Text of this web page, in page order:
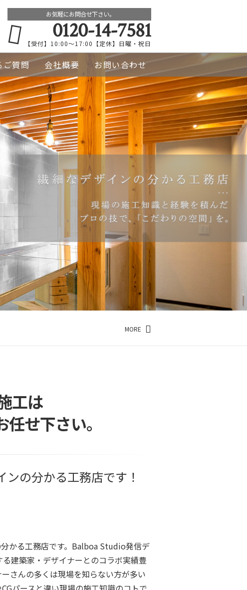
お気軽にお問合せ下さい。
0120-14-7581
【受付】10:00～17:00【定休】日曜・祝日
ご質問 会社概要 お問い合わせ
注意点
MORE
工は
せ下さい。
の分かる工務店です！
かる工務店です。Balboa Studio発信デ
建築家・デザイナーとのコラボ実績豊
さんの多くは現場を知らない方が多い